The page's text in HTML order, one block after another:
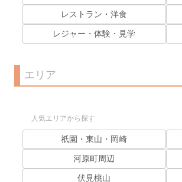
レストラン・洋食
レジャー・体験・見学
エリア
人気エリアから探す
祇園・東山・岡崎
河原町周辺
伏見桃山